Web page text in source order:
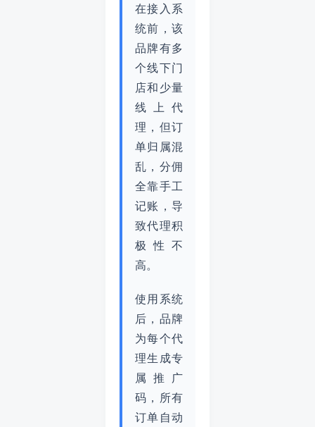
在接入系
统前，该
品牌有多
个线下门
店和少量
线上代
理，但订
单归属混
乱，分佣
全靠手工
记账，导
致代理积
极性不
高。
使用系统
后，品牌
为每个代
理生成专
属推广
码，所有
订单自动